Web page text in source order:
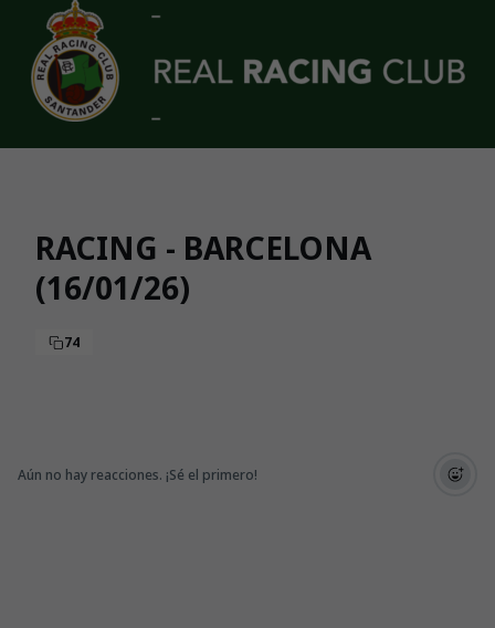
Skip to main content
RACING - BARCELONA
(16/01/26)
74
Aún no hay reacciones. ¡Sé el primero!